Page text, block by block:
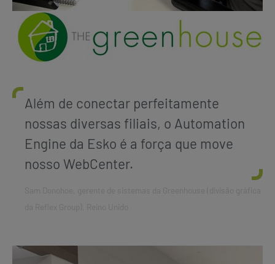
Além de conectar perfeitamente
nossas diversas filiais, o Automation
Engine da Esko é a força que move
nosso WebCenter.